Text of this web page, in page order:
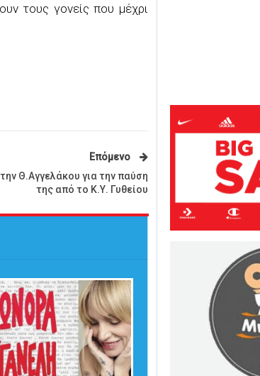
τους γονείς που μέχρι
Επόμενο
Θ.Αγγελάκου για την παύση
της από το Κ.Υ. Γυθείου